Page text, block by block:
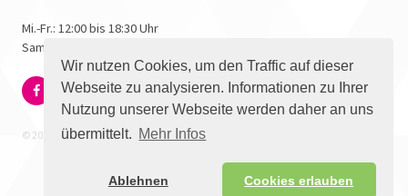
Wir nutzen Cookies, um den Traffic auf dieser
Webseite zu analysieren. Informationen zu Ihrer
Nutzung unserer Webseite werden daher an uns
übermittelt. Mehr Infos
Ablehnen Cookies erlauben
Mi.-Fr.: 12:00 bis 18:30 Uhr
Samstag: 10:00 bis 17:00 Uhr
© 2026 - Bäng Bäng Comicbuchhandlung